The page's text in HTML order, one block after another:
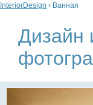
Вы здесь
InteriorDesign › Ванная
Дизайн